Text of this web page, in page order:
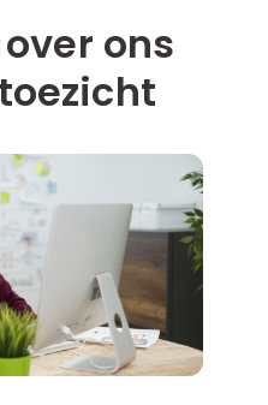
ons